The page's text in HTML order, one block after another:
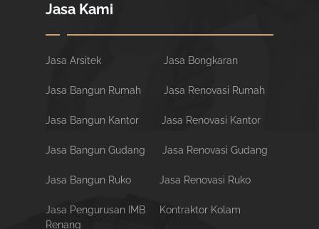
Jasa Kami
Jasa Arsitek Jasa Bongkaran
Jasa Bangun Rumah Jasa Renovasi Rumah
Jasa Bangun Kantor Jasa Renovasi Kantor
Jasa Bangun Gudang Jasa Renovasi Gudang
Jasa Bangun Ruko Jasa Renovasi Ruko
Jasa Pengurusan IMB
Kontraktor Kolam
Renang